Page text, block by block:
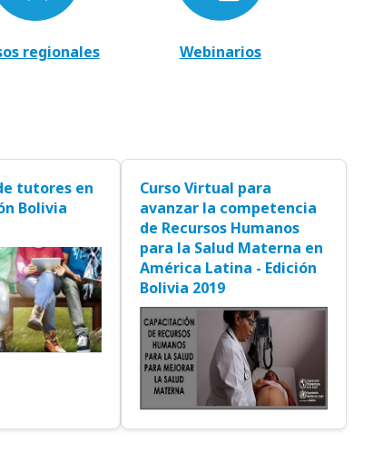
regionales Webinarios
tutores en
Bolivia
Curso Virtual para
avanzar la competencia
de Recursos Humanos
para la Salud Materna en
América Latina - Edición
Bolivia 2019